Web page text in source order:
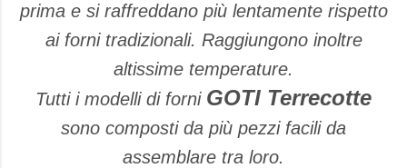
prima e si raffreddano più lentamente rispetto
ai forni tradizionali. Raggiungono inoltre
altissime temperature.
Tutti i modelli di forni GOTI Terrecotte
sono composti da più pezzi facili da
assemblare tra loro.